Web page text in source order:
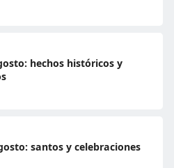
hechos históricos y
santos y celebraciones